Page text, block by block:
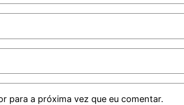
para a próxima vez que eu comentar.